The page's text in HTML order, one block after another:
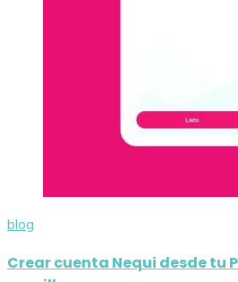
blog
Crear cuenta Nequi desde tu